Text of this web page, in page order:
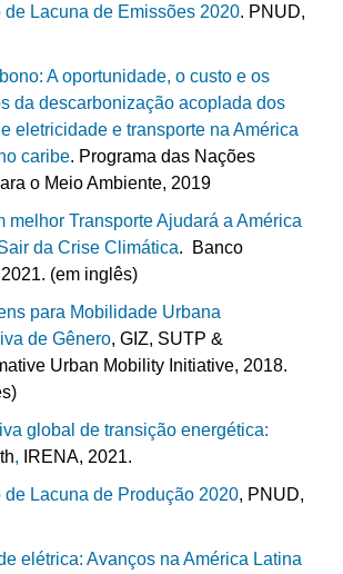
de Lacuna de Emissões 2020. PNUD,
A oportunidade, o custo e os
da descarbonização acoplada dos
eletricidade e transporte na América
caribe. Programa das Nações
o Meio Ambiente, 2019
melhor Transporte Ajudará a América
da Crise Climática. Banco
(em inglês)
para Mobilidade Urbana
de Gênero, GIZ, SUTP &
Urban Mobility Initiative, 2018.
global de transição energética:
, IRENA, 2021.
de Lacuna de Produção 2020, PNUD,
elétrica: Avanços na América Latina